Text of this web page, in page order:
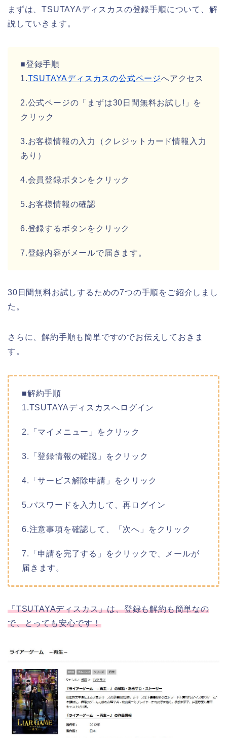
まずは、TSUTAYAディスカスの登録手順について、解
説していきます。
■登録手順
1.TSUTAYAディスカスの公式ページへアクセス
2.公式ページの「まずは30日間無料お試し!」を
クリック
3.お客様情報の入力（クレジットカード情報入力
あり）
4.会員登録ボタンをクリック
5.お客様情報の確認
6.登録するボタンをクリック
7.登録内容がメールで届きます。
30日間無料お試しするための7つの手順をご紹介しまし
た。
さらに、解約手順も簡単ですのでお伝えしておきま
す。
■解約手順
1.TSUTAYAディスカスへログイン
2.「マイメニュー」をクリック
3.「登録情報の確認」をクリック
4.「サービス解除申請」をクリック
5.パスワードを入力して、再ログイン
6.注意事項を確認して、「次へ」をクリック
7.「申請を完了する」をクリックで、メールが
届きます。
「TSUTAYAディスカス」は、登録も解約も簡単なの
で、とっても安心です！